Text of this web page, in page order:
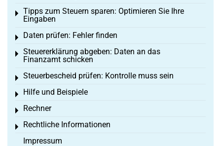
Tipps zum Steuern sparen: Optimieren Sie Ihre
Eingaben
Toggle menu
Daten prüfen: Fehler finden
Toggle menu
Steuererklärung abgeben: Daten an das
Finanzamt schicken
Toggle menu
Steuerbescheid prüfen: Kontrolle muss sein
Toggle menu
Hilfe und Beispiele
Toggle menu
Rechner
Toggle menu
Rechtliche Informationen
Toggle menu
Impressum